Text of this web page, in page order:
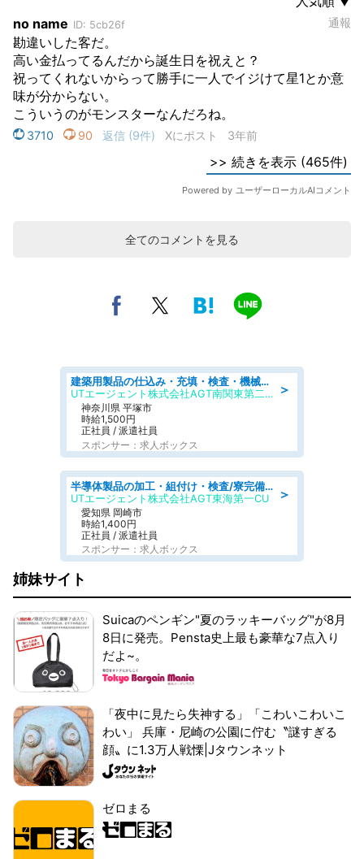
全てのコメントを見る
＞
建築用製品の仕込み・充填・検査・機械操作/寮完備/日払い/工場・製造
UTエージェント株式会社AGT南関東第二CU
神奈川県 平塚市
時給1,500円
正社員 / 派遣社員
スポンサー：求人ボックス
＞
半導体製品の加工・組付け・検査/寮完備/日勤/日払い/工場・製造
UTエージェント株式会社AGT東海第一CU
愛知県 岡崎市
時給1,400円
正社員 / 派遣社員
スポンサー：求人ボックス
姉妹サイト
Suicaのペンギン"夏のラッキーバッグ"が8月
8日に発売。Pensta史上最も豪華な7点入り
だよ~。
「夜中に見たら失神する」「こわいこわいこ
わい」 兵庫・尼崎の公園に佇む〝謎すぎる
顔〟に1.3万人戦慄|Jタウンネット
ゼロまる